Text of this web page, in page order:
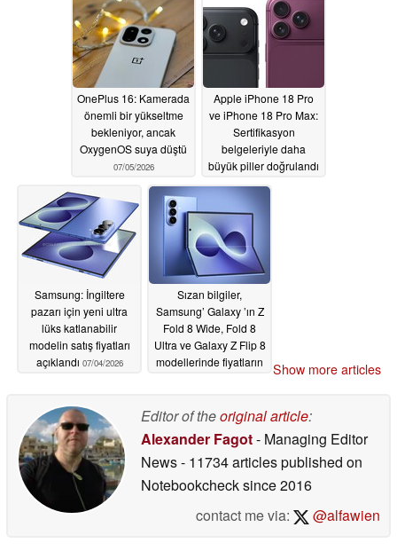
OnePlus 16: Kamerada
önemli bir yükseltme
bekleniyor, ancak
OxygenOS suya düştü
07/05/2026
Apple iPhone 18 Pro
ve iPhone 18 Pro Max:
Sertifikasyon
belgeleriyle daha
büyük piller doğrulandı
07/04/2026
Samsung: İngiltere
pazarı için yeni ultra
lüks katlanabilir
modelin satış fiyatları
açıklandı 07/04/2026
Sızan bilgiler,
Samsung’ Galaxy ’ın Z
Fold 8 Wide, Fold 8
Ultra ve Galaxy Z Flip 8
modellerinde fiyatların
07/03/2026
Show more articles
Editor of theoriginal article:
Alexander Fagot- Managing Editor
News- 11734 articles published on
Notebookchecksince 2016
contact me via:
@alfawien